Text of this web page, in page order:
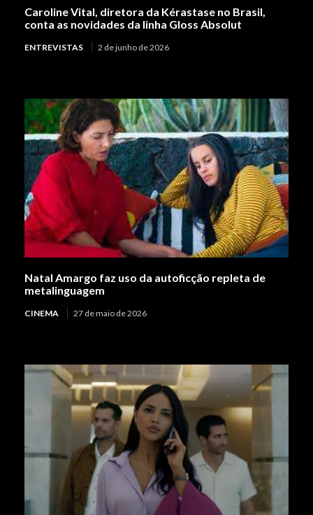
Caroline Vital, diretora da Kérastase no Brasil,
conta as novidades da linha Gloss Absolut
ENTREVISTAS 2 de junho de 2026
Natal Amargo faz uso da autoficção repleta de
metalinguagem
CINEMA 27 de maio de 2026